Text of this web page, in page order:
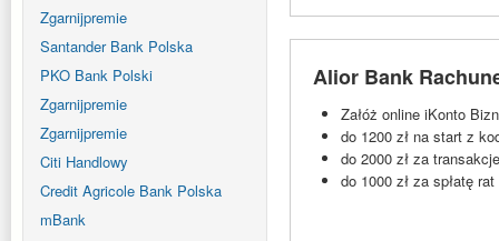
Zgarnijpremie
Santander Bank Polska
PKO Bank Polski
Zgarnijpremie
Zgarnijpremie
Citi Handlowy
Credit Agricole Bank Polska
mBank
Alior Bank
Załóż online iKonto
do 1200 zł na start z
do 2000 zł za
do 1000 zł za spłatę